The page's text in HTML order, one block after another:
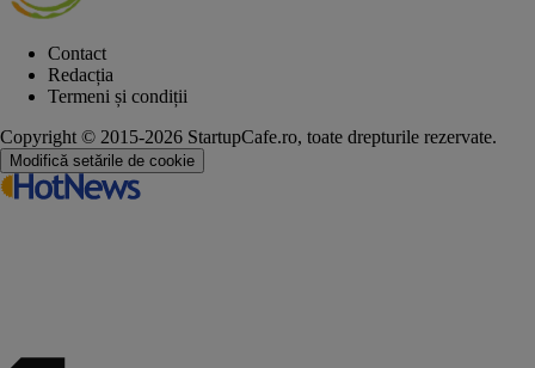
Contact
Redacția
Termeni și condiții
Copyright © 2015-2026 StartupCafe.ro, toate drepturile rezervate.
Modifică setările de cookie